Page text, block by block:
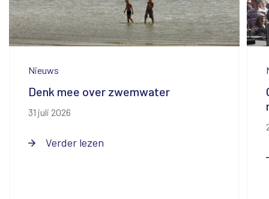
Nieuws
Denk mee over zwemwater
31 juli 2026
Verder lezen